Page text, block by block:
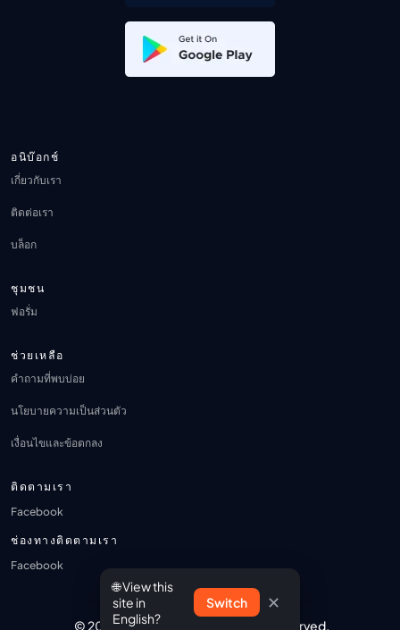
อนิบ๊อกช์
เกี่ยวกับเรา
ติดต่อเรา
บล็อก
ชุมชน
ฟอรั่ม
ช่วยเหลือ
คำถามที่พบบ่อย
นโยบายความเป็นส่วนตัว
เงื่อนไขและข้อตกลง
ติดตามเรา
Facebook
ช่องทางติดตามเรา
Facebook
© 2026 ANI-BOX.COM. All Rights Reserved.
🌐 View this
site in
English?
Switch ✕